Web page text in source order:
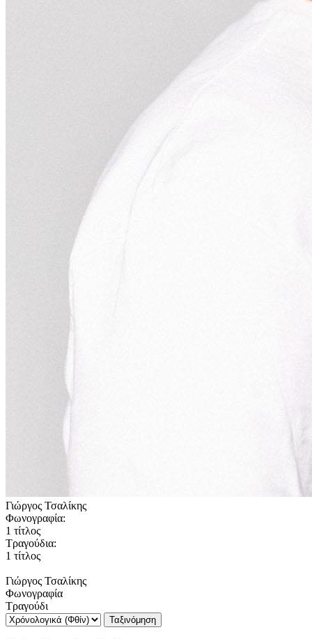
Γιώργος Τσαλίκης
Φωνογραφία:
1 τίτλος
Τραγούδια:
1 τίτλος
Γιώργος Τσαλίκης
Φωνογραφία
Τραγούδι
Ταξινόμηση